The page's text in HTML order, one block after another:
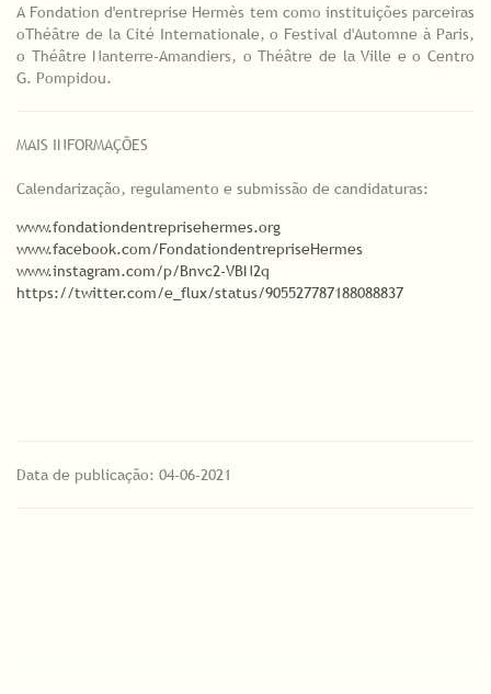
A Fondation d'entreprise Hermès tem como instituições parceiras
oThéâtre de la Cité Internationale, o Festival d'Automne à Paris,
o Théâtre Nanterre-Amandiers, o Théâtre de la Ville e o Centro
G. Pompidou.
MAIS INFORMAÇÕES
Calendarização, regulamento e submissão de candidaturas:
www.fondationdentreprisehermes.org
www.facebook.com/FondationdentrepriseHermes
www.instagram.com/p/Bnvc2-VBN2q
https://twitter.com/e_flux/status/905527787188088837
Data de publicação: 04-06-2021